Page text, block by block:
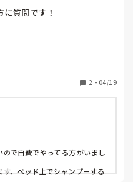
質問です！
めたいと言われて実際に出
しているのですが、訪問理
無く、家族で協力して染め
が、リクライニング車椅子
うか？
ょうか？
、もしそのような事例があ
2 ・ 04/19
で自費でやってる方がいまし
、ベッド上でシャンプーする